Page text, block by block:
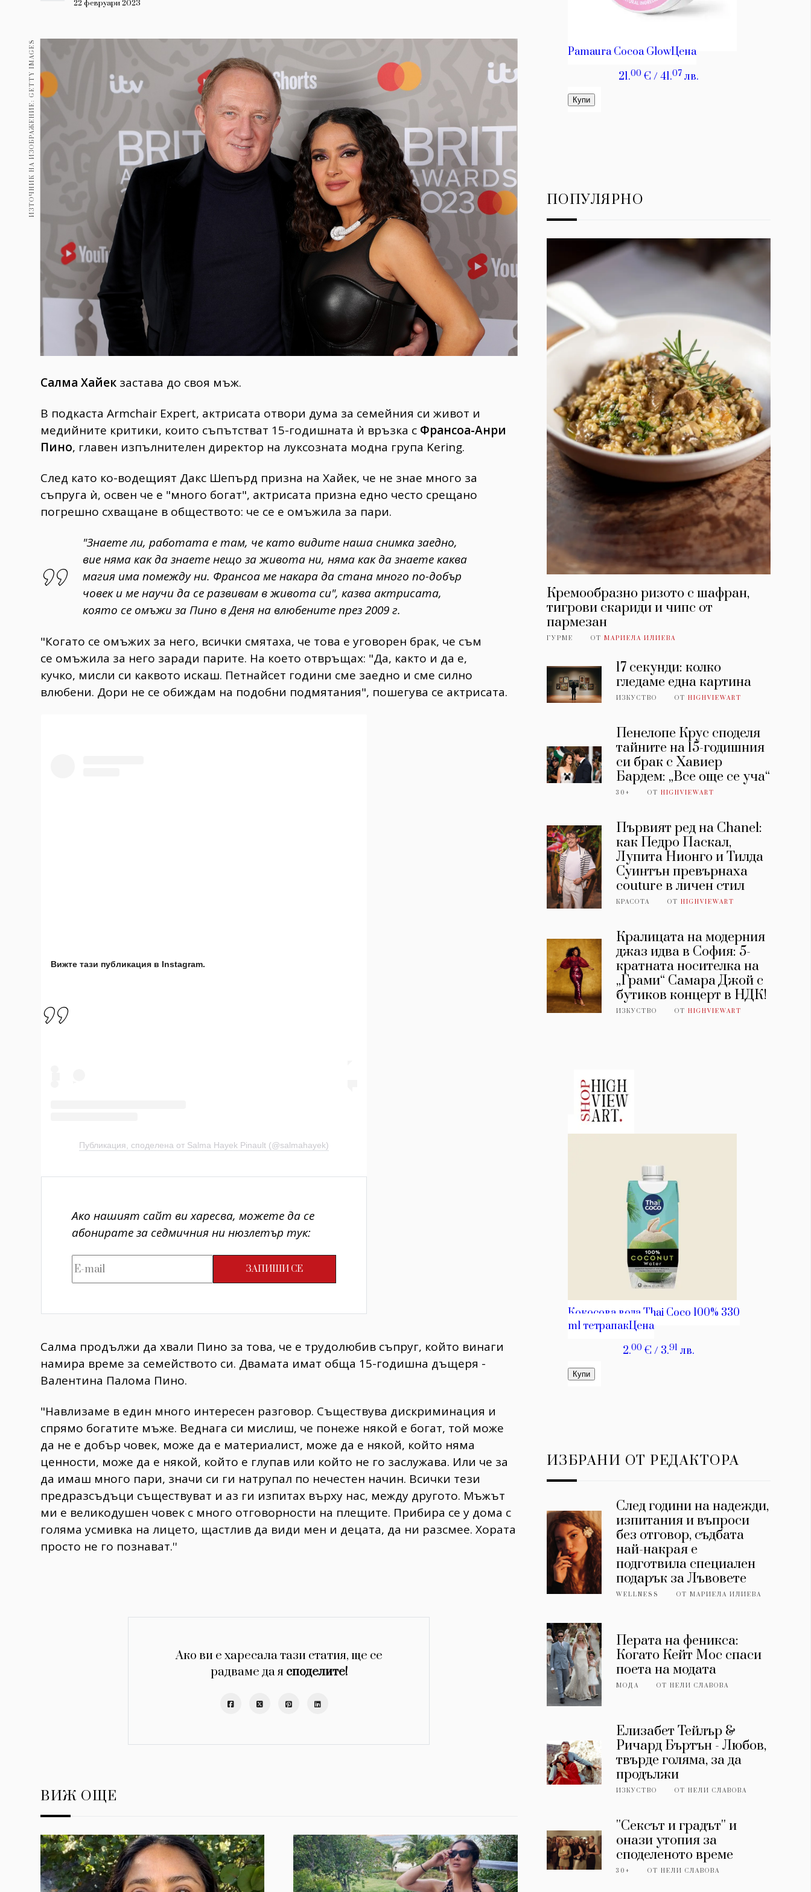
Здраве
Gentlemen
382
Wellness
ПОСЛЕДВАЙТЕ
НИ
22 февруари 2023
ИЗТОЧНИК НА ИЗОБРАЖЕНИЕ: GETTY IMAGES
Салма Хайек застава до своя мъж.
В подкаста Armchair Expert, актрисата отвори дума за семейния си живот и
медийните критики, които съпътстват 15-годишната ѝ връзка с Франсоа-Анри
Пино, главен изпълнителен директор на луксозната модна група Kering.
След като ко-водещият Дакс Шепърд призна на Хайек, че не знае много за
съпруга ѝ, освен че е "много богат", актрисата призна едно често срещано
погрешно схващане в обществото: че се е омъжила за пари.
"Знаете ли, работата е там, че като видите наша снимка заедно,
вие няма как да знаете нещо за живота ни, няма как да знаете каква
магия има помежду ни. Франсоа ме накара да стана много по-добър
човек и ме научи да се развивам в живота си", казва актрисата,
която се омъжи за Пино в Деня на влюбените през 2009 г.
"Когато се омъжих за него, всички смятаха, че това е уговорен брак, че съм
се омъжила за него заради парите. На което отвръщах: "Да, както и да е,
кучко, мисли си каквото искаш. Петнайсет години сме заедно и сме силно
влюбени. Дори не се обиждам на подобни подмятания", пошегува се актрисата.
Вижте тази публикация в Instagram.
Публикация, споделена от Salma Hayek Pinault (@salmahayek)
Ако нашият сайт ви харесва, можете да се
абонирате за седмичния ни нюзлетър тук:
Салма продължи да хвали Пино за това, че е трудолюбив съпруг, който винаги
намира време за семейството си. Двамата имат обща 15-годишна дъщеря -
Валентина Палома Пино.
"Навлизаме в един много интересен разговор. Съществува дискриминация и
спрямо богатите мъже. Веднага си мислиш, че понеже някой е богат, той може
да не е добър човек, може да е материалист, може да е някой, който няма
ценности, може да е някой, който е глупав или който не го заслужава. Или че за
да имаш много пари, значи си ги натрупал по нечестен начин. Всички тези
предразсъдъци съществуват и аз ги изпитах върху нас, между другото. Мъжът
ми е великодушен човек с много отговорности на плещите. Прибира се у дома с
голяма усмивка на лицето, щастлив да види мен и децата, да ни разсмее. Хората
просто не го познават.''
Ако ви е харесала тази статия, ще се
радваме да я споделите!
ВИЖ ОЩЕ
ПОПУЛЯРНО
Кремообразно ризото с шафран,
тигрови скариди и чипс от
пармезан
ГУРМЕ ОТ МАРИЕЛА ИЛИЕВА
17 секунди: колко
гледаме една картина
ИЗКУСТВО ОТHIGHVIEWART
Пенелопе Крус споделя
тайните на 15-годишния
си брак с Хавиер
Бардем: „Все още се уча“
30+ ОТHIGHVIEWART
Първият ред на Chanel:
как Педро Паскал,
Лупита Нионго и Тилда
Суинтън превърнаха
couture в личен стил
КРАСОТА ОТHIGHVIEWART
Кралицата на модерния
джаз идва в София: 5-
кратната носителка на
„Грами“ Самара Джой с
бутиков концерт в НДК!
ИЗКУСТВО ОТHIGHVIEWART
ИЗБРАНИ ОТ РЕДАКТОРА
След години на надежди,
изпитания и въпроси
без отговор, съдбата
най-накрая е
подготвила специален
подарък за Лъвовете
WELLNESS ОТМАРИЕЛА ИЛИЕВА
Перата на феникса:
Когато Кейт Мос спаси
поета на модата
МОДА ОТНЕЛИ СЛАВОВА
Елизабет Тейлър &
Ричард Бъртън - Любов,
твърде голяма, за да
продължи
ИЗКУСТВО ОТНЕЛИ СЛАВОВА
''Сексът и градът'' и
онази утопия за
споделеното време
30+ ОТНЕЛИ СЛАВОВА